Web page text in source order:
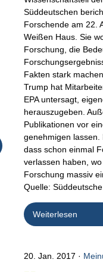
Süddeutschen
Forschende am 22.
Weißen Haus. Sie
Forschung, die
Fakten stark
Trump hat
EPA untersagt,
herauszugeben.
Publikationen vor
genehmigen
dass schon einmal
verlassen haben,
Forschung massiv
Quelle: Süddeutsche
Weiterlesen
20. Jan. 2017